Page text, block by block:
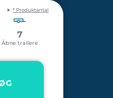
* Produktantal
7
Åbne trailere